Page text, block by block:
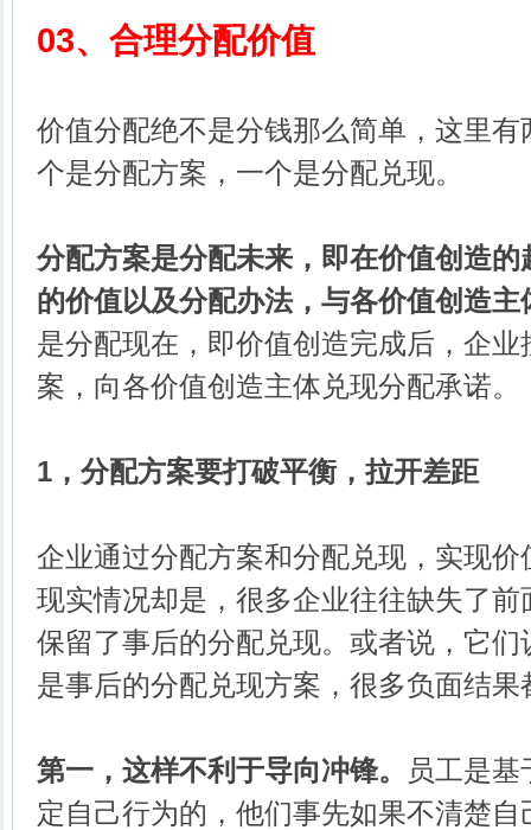
03、 合理分配价值
价值分配绝不是分钱那么简单，这里
个是分配方案，一个是分配兑现。
分配方案是分配未来，即在价值创造
的价值以及分配办法，与各价值创造主
是分配现在，即价值创造完成后，企
案，向各价值创造主体兑现分配承诺。
1，分配方案要打破平衡，拉开差距
企业通过分配方案和分配兑现，实现
现实情况却是，很多企业往往缺失了
保留了事后的分配兑现。或者说，它
是事后的分配兑现方案，很多负面结果
第一，这样不利于导向冲锋。
员工是
定自己行为的，他们事先如果不清楚